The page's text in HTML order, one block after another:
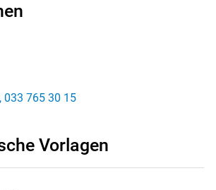
033 765 30 15
Vorlagen